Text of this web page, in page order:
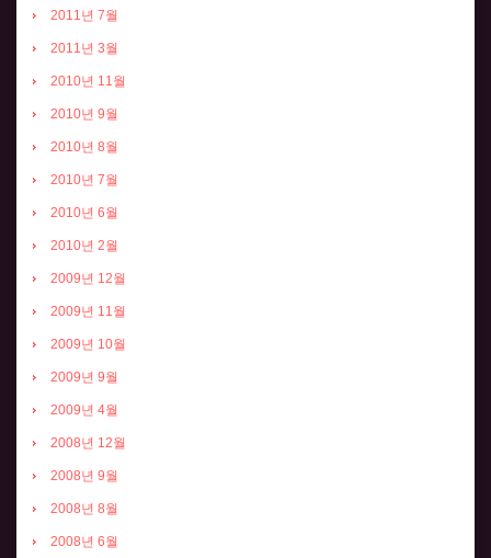
2011년 7월
2011년 3월
2010년 11월
2010년 9월
2010년 8월
2010년 7월
2010년 6월
2010년 2월
2009년 12월
2009년 11월
2009년 10월
2009년 9월
2009년 4월
2008년 12월
2008년 9월
2008년 8월
2008년 6월